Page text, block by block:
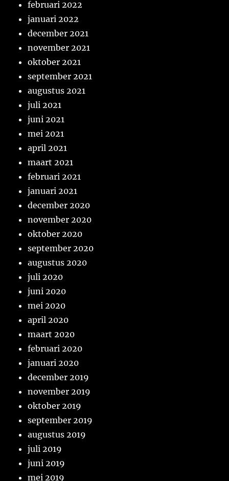
februari 2022
januari 2022
december 2021
november 2021
oktober 2021
september 2021
augustus 2021
juli 2021
juni 2021
mei 2021
april 2021
maart 2021
februari 2021
januari 2021
december 2020
november 2020
oktober 2020
september 2020
augustus 2020
juli 2020
juni 2020
mei 2020
april 2020
maart 2020
februari 2020
januari 2020
december 2019
november 2019
oktober 2019
september 2019
augustus 2019
juli 2019
juni 2019
mei 2019